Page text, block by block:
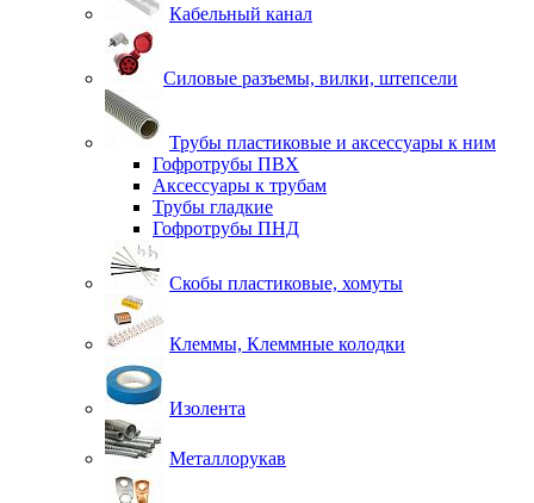
Кабельный канал
Силовые разъемы, вилки, штепсели
Трубы пластиковые и аксессуары к ним
Гофротрубы ПВХ
Аксессуары к трубам
Трубы гладкие
Гофротрубы ПНД
Скобы пластиковые, хомуты
Клеммы, Клеммные колодки
Изолента
Металлорукав